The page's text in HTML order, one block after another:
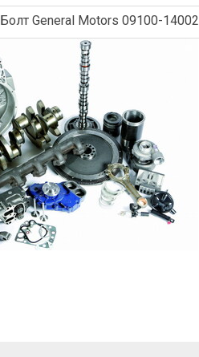
Болт General Motors 09100-14002